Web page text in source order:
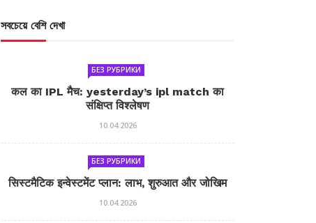
সবচেয়ে বেশি দেখা
БЕЗ РУБРИКИ
कल का IPL मैच: yesterday’s ipl match का
संक्षिप्त विश्लेषण
10.04.2026
БЕЗ РУБРИКИ
सिस्टमैटिक इन्वेस्टमेंट प्लान: लाभ, शुरुआत और जोखिम
10.04.2026